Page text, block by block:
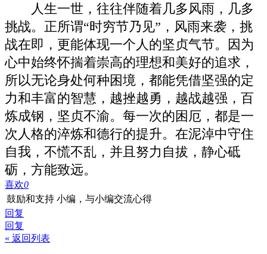
人生一世，往往伴随着几多风雨，几多
挑战。正所谓“时穷节乃见”，风雨来袭，挑
战在即，更能体现一个人的坚贞气节。因为
心中始终怀揣着崇高的理想和美好的追求，
所以无论身处何种困境，都能凭借坚强的定
力和丰富的智慧，越挫越勇，越战越强，百
炼成钢，坚贞不渝。每一次的困厄，都是一
次人格的淬炼和德行的提升。在泥淖中守住
自我，不慌不乱，并且努力自拔，静心砥
砺，方能致远。
喜欢0
鼓励和支持 小编，与小编交流心得
回复
回复
« 返回列表